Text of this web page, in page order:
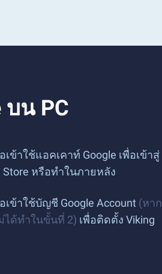
น PC
เข้าใช้แอคเคาท์ Google เพื่อเข้าสู่
Store หรือทำในภายหลัง
เข้าใช้บัญชี Google Account (หาก
ได้ทำในขั้นที่ 2) เพื่อติดตั้ง Viking